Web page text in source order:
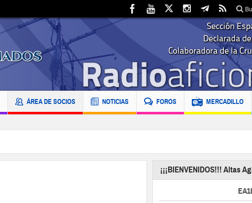
ÁREA DE SOCIOS NOTICIAS FOROS MERCADILLO
¡¡¡BIENVENIDOS!!! Altas
EA1BF